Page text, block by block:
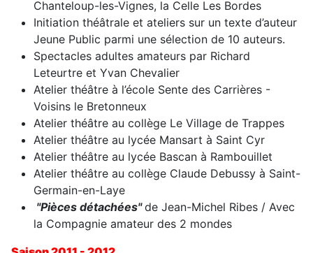
Chanteloup-les-Vignes, la Celle Les Bordes
Initiation théâtrale et ateliers sur un texte d’auteur
Jeune Public parmi une sélection de 10 auteurs.
Spectacles adultes amateurs par Richard
Leteurtre et Yvan Chevalier
Atelier théâtre à l’école Sente des Carrières -
Voisins le Bretonneux
Atelier théâtre au collège Le Village de Trappes
Atelier théâtre au lycée Mansart à Saint Cyr
Atelier théâtre au lycée Bascan à Rambouillet
Atelier théâtre au collège Claude Debussy à Saint-
Germain-en-Laye
"Pièces détachées" de Jean-Michel Ribes / Avec
la Compagnie amateur des 2 mondes